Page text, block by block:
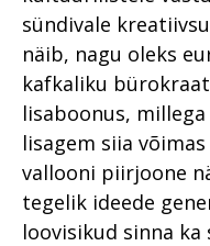
sündivale
näib, nagu oleks
kafkaliku
lisaboonus,
lisagem siia
vallooni piirjoone
tegelik ideede
loovisikud sinna